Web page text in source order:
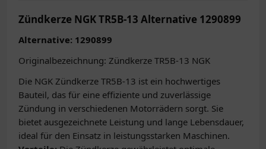
Zündkerze NGK TR5B-13 Alternative 1290899
Alternative: 1290899
Originalbezeichnung: Zündkerze TR5B-13 NGK
Die NGK Zündkerze TR5B-13 ist ein hochwertiges
Bauteil, das für eine effiziente und zuverlässige
Zündung in verschiedenen Motorrädern sorgt. Sie
bietet ausgezeichnete Leistung und lange Lebensdauer,
ideal für den Einsatz in leistungsstarken Maschinen.